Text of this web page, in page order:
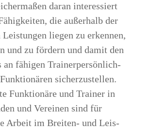
dar­an inter­es­siert
die außer­halb der
lie­gen zu erken­nen,
und zu för­dern und damit den
an fähi­gen Trai­ner­per­sön­lich­
sicher­zu­stel­len.
Funk­tio­nä­re und Trai­ner in
und Ver­ei­nen sind für
Arbeit im Brei­ten- und Leis­